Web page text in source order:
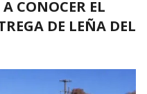
CONOCER EL
DE LEÑA DEL